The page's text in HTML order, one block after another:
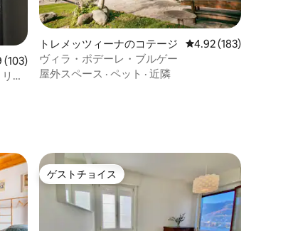
ー103件、5つ星中4.79つ星の平均評価
(103)
ー
トレメッツィーナのコテージ レビュー183件、5つ
4.92 (183)
ヴィラ・ポデーレ・ブルゲー
屋外スペース · ペット · 近隣
ゲストチョイス
ゲストチョイス